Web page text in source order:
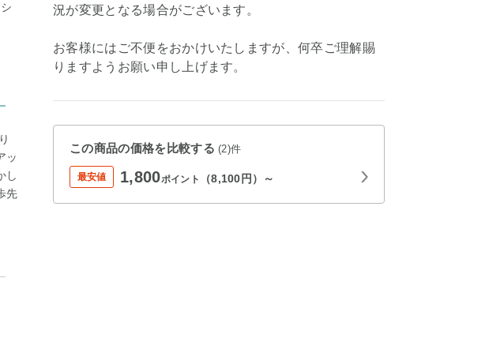
ッ
し
先
況が変更となる場合がございます。
お客様にはご不便をおかけいたしますが、何卒ご理解賜
りますようお願い申し上げます。
この商品の価格を比較する(2)件
最安値 1,800ポイント （8,100円）～